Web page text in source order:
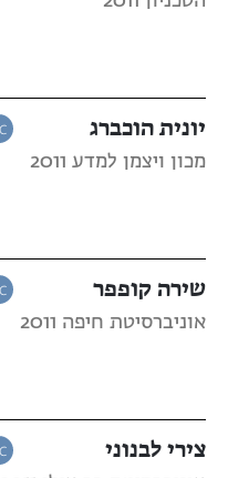
יונית הוכברג
מכון ויצמן למדע 2011
שירה קופפר
אוניברסיטת חיפה 2011
צירי לבנוני